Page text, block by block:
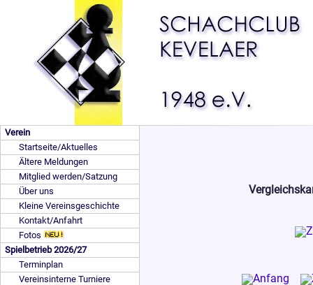
Verein
Startseite/Aktuelles
Ältere Meldungen
Mitglied werden/Satzung
Über uns
Kleine Vereinsgeschichte
Kontakt/Anfahrt
Fotos
Spielbetrieb 2026/27
Terminplan
Vereinsinterne Turniere